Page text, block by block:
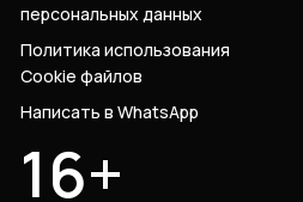
персональных данных
Политика использования
Cookie файлов
Написать в WhatsApp
16+